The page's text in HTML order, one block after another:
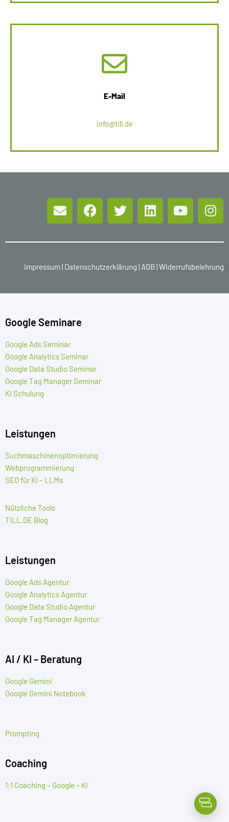
E-Mail
info@till.de
Impressum| Datenschutzerklärung | AGB|Widerrufsbelehrung
Google Seminare
Google Ads Seminar
Google Analytics Seminar
Google Data Studio Seminar
Google Tag Manager Seminar
KI Schulung
Leistungen
Suchmaschinenoptimierung
Webprogrammierung
SEO für KI – LLMs
Nützliche Tools
TILL.DE Blog
Leistungen
Google Ads Agentur
Google Analytics Agentur
Google Data Studio Agentur
Google Tag Manager Agentur
AI / KI – Beratung
Google Gemini
Google Gemini Notebook
Prompting
Coaching
1:1 Coaching – Google – KI